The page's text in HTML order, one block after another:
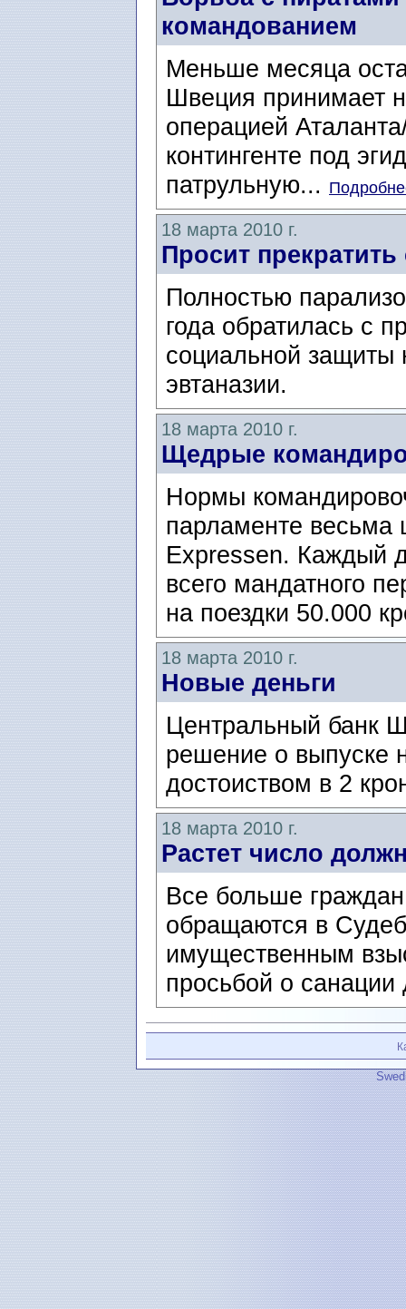
командованием
Меньше месяца
Швеция принимает
операцией
контингенте под
патрульную...
18 марта 2010 г.
Просит прекратить
Полностью
года обратилась с
социальной защиты
эвтаназии.
18 марта 2010 г.
Щедрые
Нормы
парламенте весьма
Expressen. Каждый
всего мандатного
на поездки 50.000
18 марта 2010 г.
Новые деньги
Центральный банк
решение о выпуске
достоиством в 2
18 марта 2010 г.
Растет число
Все больше
обращаются в
имущественным
просьбой о санации